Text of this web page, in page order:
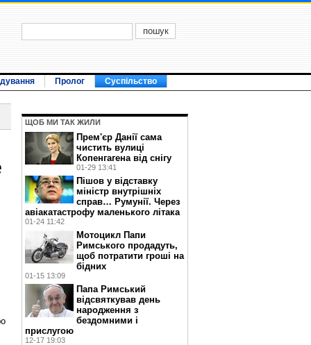
Пролог Суспільство
ЩОБ МИ ТАК ЖИЛИ
Прем'єр Данії сама
чистить вулиці
Копенгагена від снігу
01-29 13:41
Пішов у відставку
міністр внутрішніх
справ… Румунії. Через
авіакатастрофу маленького літака
01-24 11:42
Мотоцикл Папи
Римського продадуть,
щоб потратити гроші на
бідних
01-15 13:09
Папа Римський
відсвяткував день
народження з
бездомними і
прислугою
12-17 19:03